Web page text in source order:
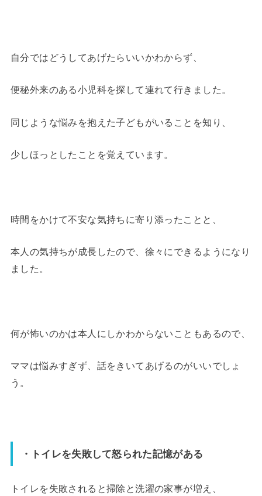
自分ではどうしてあげたらいいかわからず、
便秘外来のある小児科を探して連れて行きました。
同じような悩みを抱えた子どもがいることを知り、
少しほっとしたことを覚えています。
時間をかけて不安な気持ちに寄り添ったことと、
本人の気持ちが成長したので、徐々にできるようになり
ました。
何が怖いのかは本人にしかわからないこともあるので、
ママは悩みすぎず、話をきいてあげるのがいいでしょ
う。
・トイレを失敗して怒られた記憶がある
トイレを失敗されると掃除と洗濯の家事が増え、